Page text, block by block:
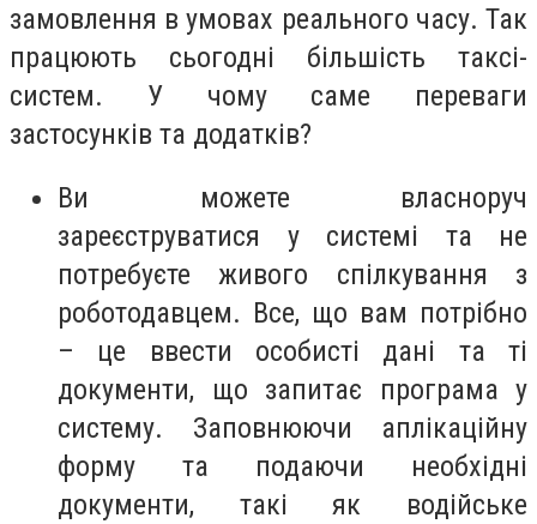
замовлення в умовах реального часу. Так
працюють сьогодні більшість таксі-
систем. У чому саме переваги
застосунків та додатків?
Ви можете власноруч
зареєструватися у системі та не
потребуєте живого спілкування з
роботодавцем. Все, що вам потрібно
– це ввести особисті дані та ті
документи, що запитає програма у
систему. Заповнюючи аплікаційну
форму та подаючи необхідні
документи, такі як водійське